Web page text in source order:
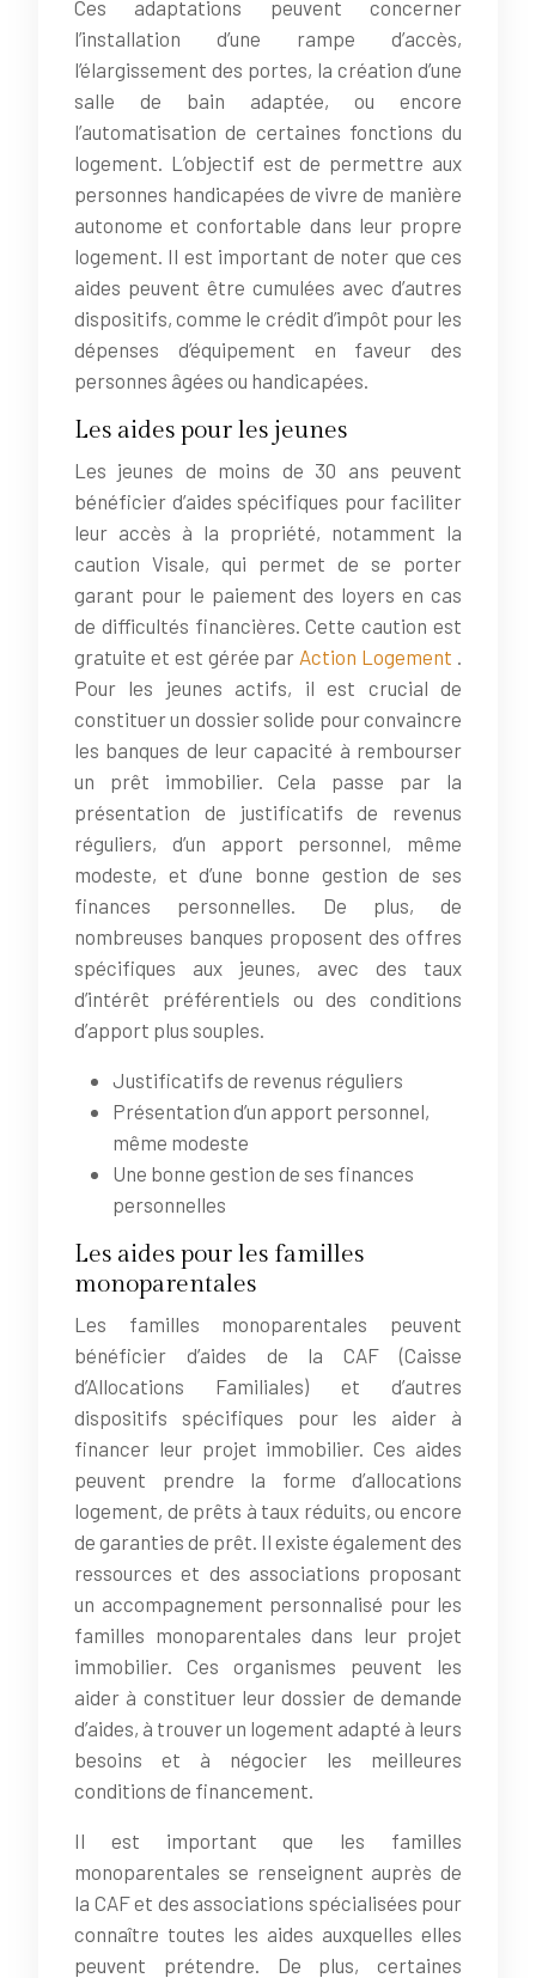
Ces adaptations peuvent concerner
l’installation d’une rampe d’accès,
l’élargissement des portes, la création d’une
salle de bain adaptée, ou encore
l’automatisation de certaines fonctions du
logement. L’objectif est de permettre aux
personnes handicapées de vivre de manière
autonome et confortable dans leur propre
logement. Il est important de noter que ces
aides peuvent être cumulées avec d’autres
dispositifs, comme le crédit d’impôt pour les
dépenses d’équipement en faveur des
personnes âgées ou handicapées.
Les aides pour les jeunes
Les jeunes de moins de 30 ans peuvent
bénéficier d’aides spécifiques pour faciliter
leur accès à la propriété, notamment la
caution Visale, qui permet de se porter
garant pour le paiement des loyers en cas
de difficultés financières. Cette caution est
gratuite et est gérée par Action Logement
Pour les jeunes actifs, il est crucial de
constituer un dossier solide pour convaincre
les banques de leur capacité à rembourser
un prêt immobilier. Cela passe par la
présentation de justificatifs de revenus
réguliers, d’un apport personnel, même
modeste, et d’une bonne gestion de ses
finances personnelles. De plus, de
nombreuses banques proposent des offres
spécifiques aux jeunes, avec des taux
d’intérêt préférentiels ou des conditions
d’apport plus souples.
Justificatifs de revenus réguliers
Présentation d’un apport personnel,
même modeste
Une bonne gestion de ses finances
personnelles
Les aides pour les familles
monoparentales
Les familles monoparentales peuvent
bénéficier d’aides de la CAF (Caisse
d’Allocations Familiales) et d’autres
dispositifs spécifiques pour les aider à
financer leur projet immobilier. Ces aides
peuvent prendre la forme d’allocations
logement, de prêts à taux réduits, ou encore
de garanties de prêt. Il existe également des
ressources et des associations proposant
un accompagnement personnalisé pour les
familles monoparentales dans leur projet
immobilier. Ces organismes peuvent les
aider à constituer leur dossier de demande
d’aides, à trouver un logement adapté à leurs
besoins et à négocier les meilleures
conditions de financement.
Il est important que les familles
monoparentales se renseignent auprès de
la CAF et des associations spécialisées pour
connaître toutes les aides auxquelles elles
peuvent prétendre. De plus, certaines